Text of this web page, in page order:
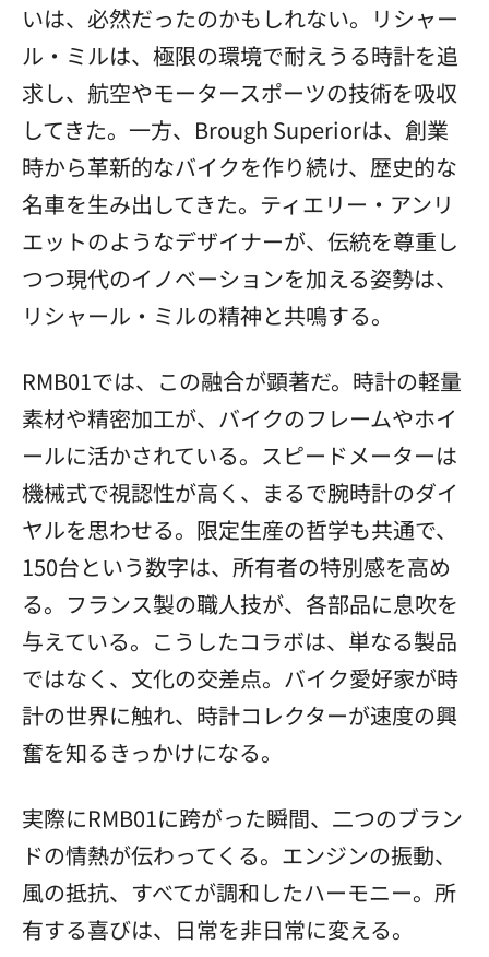
いは、必然だったのかもしれない。リシャー
ル・ミルは、極限の環境で耐えうる時計を追
求し、航空やモータースポーツの技術を吸収
してきた。一方、Brough Superiorは、創業
時から革新的なバイクを作り続け、歴史的な
名車を生み出してきた。ティエリー・アンリ
エットのようなデザイナーが、伝統を尊重し
つつ現代のイノベーションを加える姿勢は、
リシャール・ミルの精神と共鳴する。
RMB01では、この融合が顕著だ。時計の軽量
素材や精密加工が、バイクのフレームやホイ
ールに活かされている。スピードメーターは
機械式で視認性が高く、まるで腕時計のダイ
ヤルを思わせる。限定生産の哲学も共通で、
150台という数字は、所有者の特別感を高め
る。フランス製の職人技が、各部品に息吹を
与えている。こうしたコラボは、単なる製品
ではなく、文化の交差点。バイク愛好家が時
計の世界に触れ、時計コレクターが速度の興
奮を知るきっかけになる。
実際にRMB01に跨がった瞬間、二つのブラン
ドの情熱が伝わってくる。エンジンの振動、
風の抵抗、すべてが調和したハーモニー。所
有する喜びは、日常を非日常に変える。